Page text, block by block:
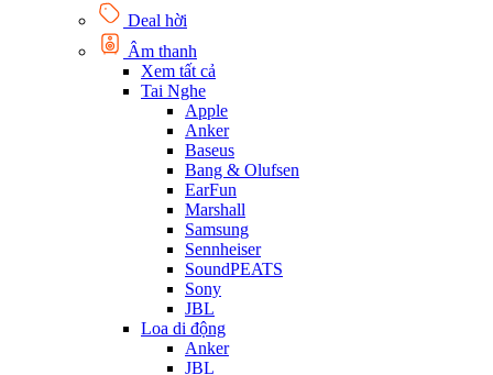
Deal hời
Âm thanh
Xem tất cả
Tai Nghe
Apple
Anker
Baseus
Bang & Olufsen
EarFun
Marshall
Samsung
Sennheiser
SoundPEATS
Sony
JBL
Loa di động
Anker
JBL